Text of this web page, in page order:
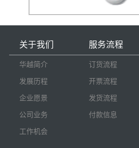
关于我们
华越简介
发展历程
企业愿景
公司业务
工作机会
服务流程
订货流程
开票流程
发货流程
付款信息